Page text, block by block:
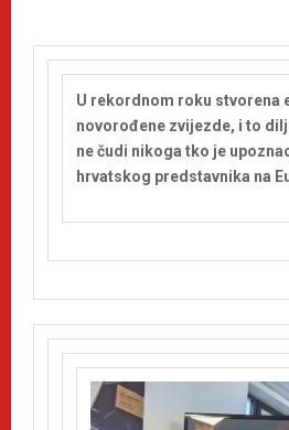
U rekordnom roku stvorena
novorođene zvijezde, i to
ne čudi nikoga tko je
hrvatskog predstavnika na